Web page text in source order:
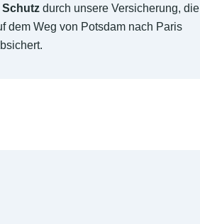
durch unsere Versicherung, die
dem Weg von Potsdam nach Paris